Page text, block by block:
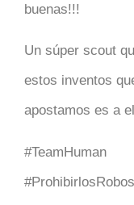
buenas!!!
Un súper scout
estos inventos
apostamos es a
#TeamHuman